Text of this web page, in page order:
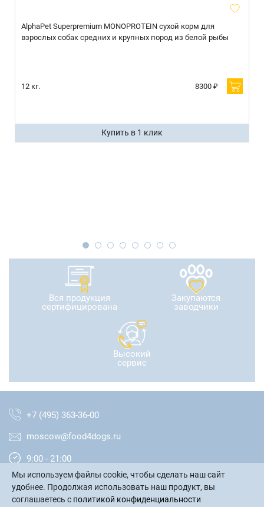
AlphaPet Superpremium MONOPROTEIN сухой корм для
взрослых собак средних и крупных пород из белой рыбы
12 кг. 8300 ₽
Купить в 1 клик
Вся продукция
сертифицирована
Закупаются
заводчики
Высокий
сервис
+7 (495) 363-36-00
moscow@food4dogs.ru
9:00 - 21:00
Москва и МО
Мы используем файлы cookie, чтобы сделать наш сайт
удобнее. Продолжая использовать наш продукт, вы
соглашаетесь с политикой конфиденциальности